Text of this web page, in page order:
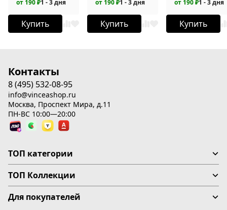
от 190 ₽1 - 3 дня
Купить
от 190 ₽1 - 3 дня
Купить
от 190 ₽1 - 3 дня
Купить
Контакты
8 (495) 532-08-95
info@vinceashop.ru
Москва, Проспект Мира, д.11
ПН-ВС 10:00—20:00
ТОП категории
ТОП Коллекции
Для покупателей